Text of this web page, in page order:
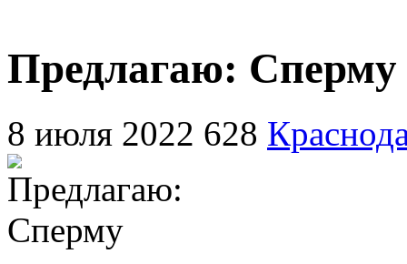
Предлагаю: Сперму
8 июля 2022 628